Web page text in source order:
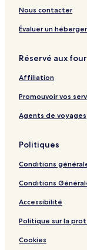
l
e
i
n
lo
o
l
o
d
o
e
e
A
t
r
a
c
o
s
t
l
t
u
m
n
l
Nous contacter
Évaluer un
Réservé aux
Affiliation
Promouvoir vos
Agents de voyages
Politiques
Conditions
Conditions
Accessibilité
Politique sur la
Cookies